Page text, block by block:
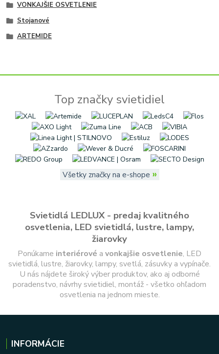
VONKAJŠIE OSVETLENIE
Stojanové
ARTEMIDE
Top značky svietidiel
Všetky značky na e-shope »
Svietidlá LEDLUX - predaj kvalitného
osvetlenia, LED svietidlá, lustre, lampy,
žiarovky
Ponúkame interiérové a vonkajšie osvetlenie, LED
svietidlá, lustre, žiarovky, lampy, svetlá, zásuvky a vypínače.
U nás nájdete široký výber produktov, ako aj odborné
poradenstvo, návrhy svietidiel, montáž - všetko ohľadom
osvetlenia na jednom mieste.
INFORMÁCIE